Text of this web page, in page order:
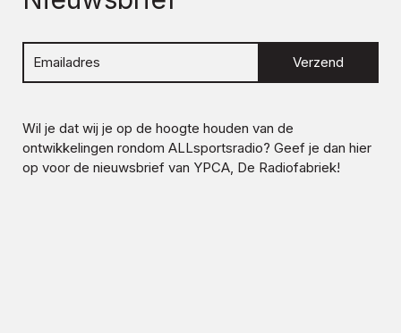
Verzend
Wil je dat wij je op de hoogte houden van de
ontwikkelingen rondom ALLsportsradio? Geef je dan hier
op voor de nieuwsbrief van YPCA, De Radiofabriek!